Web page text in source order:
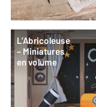
L’Abricoleuse
– Miniatures
en volume